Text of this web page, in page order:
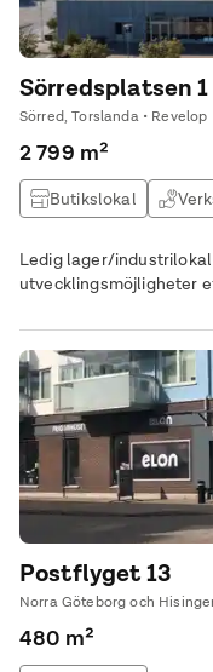
Sörredsplatsen 1
Sörred, Torslanda • Revelop
2 799 m²
Butikslokal
Ledig lager/
utvecklingsmöjligheter
Postflyget 13
Norra Göteborg och
480 m²